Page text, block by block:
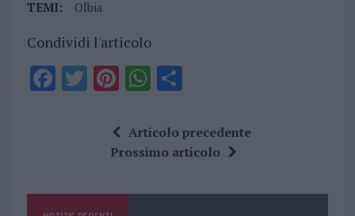
TEMI: Olbia
Condividi l'articolo
F
o
T Pi
te
re
W
at
s
p
S
a
re
Articolo precedente
Prossimo articolo